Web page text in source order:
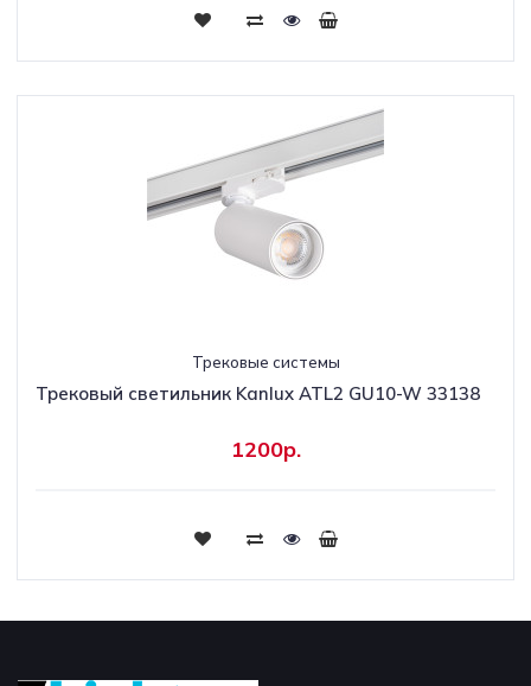
Трековые системы
Трековый светильник Kanlux ATL2 GU10-W 33138
1200р.